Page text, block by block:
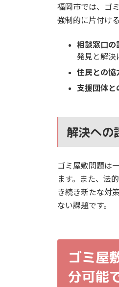
福岡市では、ゴ
強制的に片付け
相談窓口の
発見と解決
住民との協
支援団体と
解決への
ゴミ屋敷問題は
ます。また、法
き続き新たな対
ない課題です。
ゴミ屋
分可能